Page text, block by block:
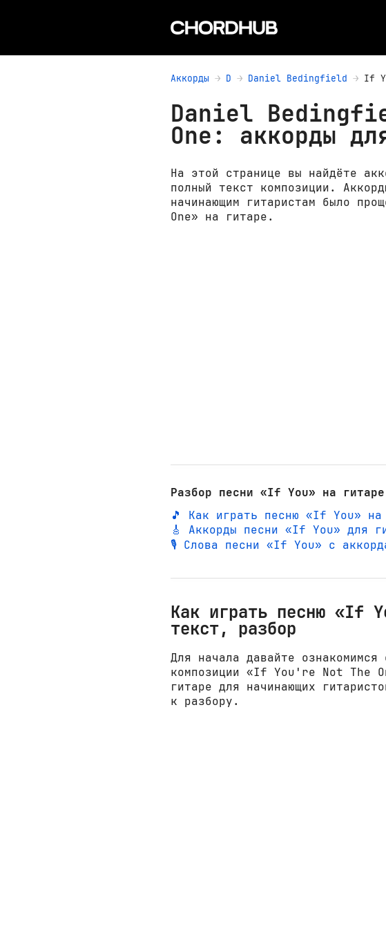
Аккорды D Daniel Bedingfield If
Daniel
One: аккорды
На этой странице вы найдёте
полный текст композиции.
начинающим гитаристам было
One» на гитаре.
Разбор песни «If You» на гитаре
🎵 Как играть песню «If You» на
🎸 Аккорды песни «If You» для
🎙️ Слова песни «If You» с
Как играть песню «If
текст, разбор
Для начала давайте
композиции «If You're Not The
гитаре для начинающих
к разбору.